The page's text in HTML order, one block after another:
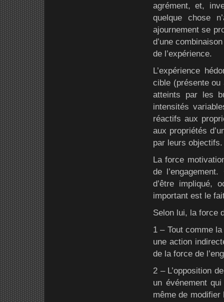
agrément, et,
quelque chose
ajournement se
d’une
de l’expérience.
L’expérience
cible (présente
atteints par les
intensités
réactifs aux
aux propriétés
par leurs objectifs.
La force
de
d’être impliqué,
important est le
Selon lui, la force
1 – Tout comme
une action
de la force de
2 – L’opposition
un événement
même de